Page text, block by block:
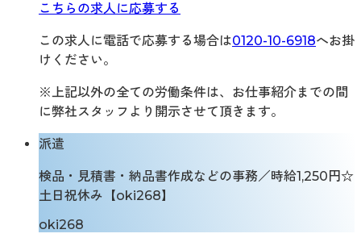
こちらの求人に応募する
この求人に電話で応募する場合は0120-10-6918へお掛
けください。
※上記以外の全ての労働条件は、お仕事紹介までの間
に弊社スタッフより開示させて頂きます。
派遣
検品・見積書・納品書作成などの事務／時給1,250円☆
土日祝休み【oki268】
oki268